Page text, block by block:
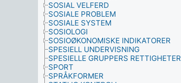
SOSIAL VELFERD
SOSIALE PROBLEM
SOSIALE SYSTEM
SOSIOLOGI
SOSIOØKONOMISKE INDIKATORER
SPESIELL UNDERVISNING
SPESIELLE GRUPPERS RETTIGHETER
SPORT
SPRÅKFORMER